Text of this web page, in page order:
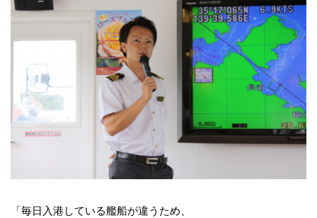
「毎日入港している艦船が違うため、